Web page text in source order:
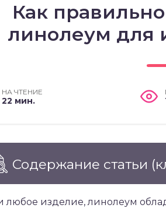
Как
линолеум для
НА ЧТЕНИЕ
22 мин.
Содержание статьи
любое изделие, линолеум